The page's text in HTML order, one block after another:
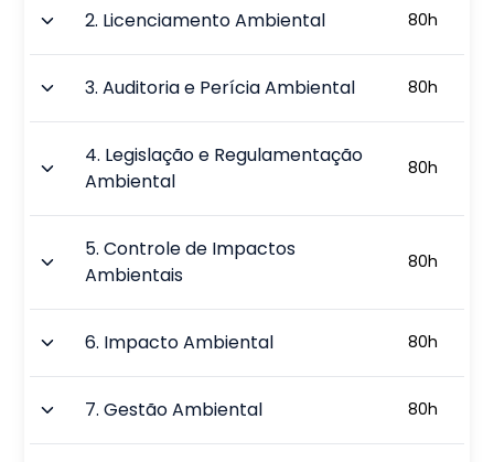
2. Licenciamento Ambiental 80h
3.Auditoria e Perícia Ambiental 80h
4. Legislação e Regulamentação
Ambiental
80h
5.Controle de Impactos
Ambientais
80h
6. Impacto Ambiental 80h
7.Gestão Ambiental 80h